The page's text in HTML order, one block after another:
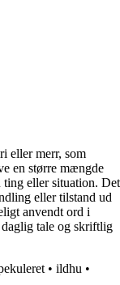
eller merr, som
en større mængde
ting eller situation. Det
eller tilstand ud
anvendt ord i
tale og skriftlig
• ildhu •